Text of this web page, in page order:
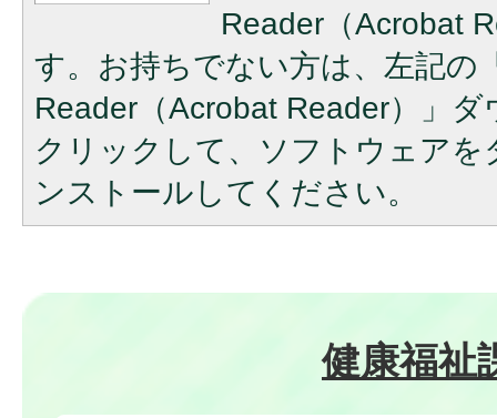
Reader（Acrobat
す。お持ちでない方は、左記の
Reader（Acrobat Reader）」
クリックして、ソフトウェア
ンストールしてください。
健康福祉